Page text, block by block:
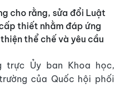
cho rằng, sửa đổi Luật
thiết nhằm đáp ứng
thể chế và yêu cầu
trực Ủy ban Khoa học,
của Quốc hội phối